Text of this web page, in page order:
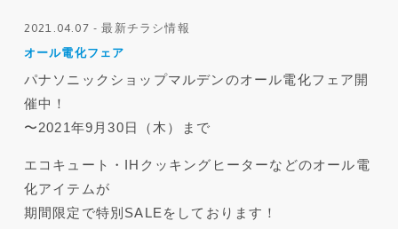
2021.04.07 - 最新チラシ情報
オール電化フェア
パナソニックショップマルデンのオール電化フェア開
催中！
〜2021年9月30日（木）まで
エコキュート・IHクッキングヒーターなどのオール電
化アイテムが
期間限定で特別SALEをしております！